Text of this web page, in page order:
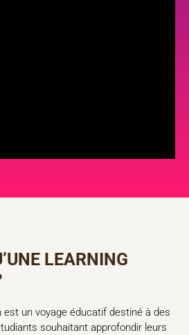
LEARNING
est un voyage éducatif destiné à des
souhaitant approfondir leurs